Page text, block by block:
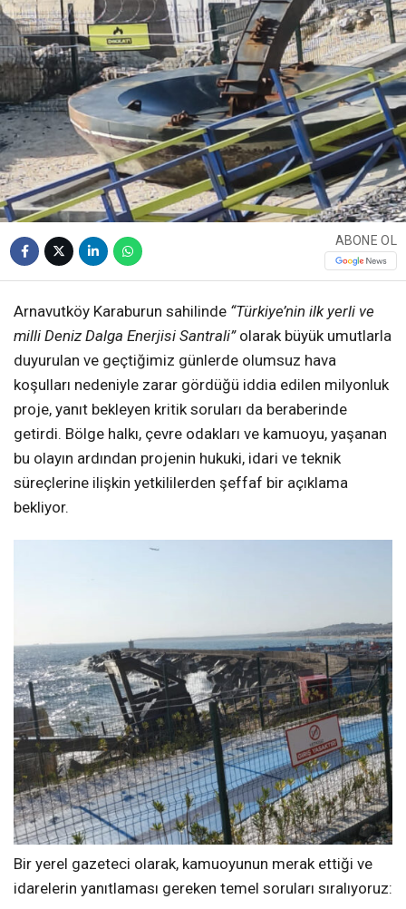
ABONE OL
Arnavutköy Karaburun sahilinde “Türkiye’nin ilk yerli ve
milli Deniz Dalga Enerjisi Santrali”olarak büyük umutlarla
duyurulan ve geçtiğimiz günlerde olumsuz hava
koşulları nedeniyle zarar gördüğü iddia edilen milyonluk
proje, yanıt bekleyen kritik soruları da beraberinde
getirdi. Bölge halkı, çevre odakları ve kamuoyu, yaşanan
bu olayın ardından projenin hukuki, idari ve teknik
süreçlerine ilişkin yetkililerden şeffaf bir açıklama
bekliyor.
Bir yerel gazeteci olarak, kamuoyunun merak ettiği ve
idarelerin yanıtlaması gereken temel soruları sıralıyoruz: